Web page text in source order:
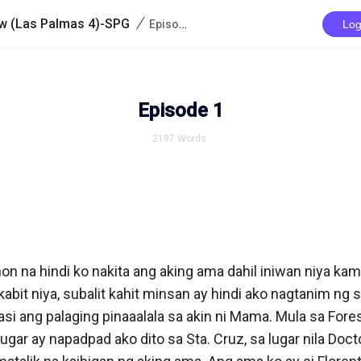
(Las Palmas 4)-SPG / Episode 1
Episode 1
2197 Words